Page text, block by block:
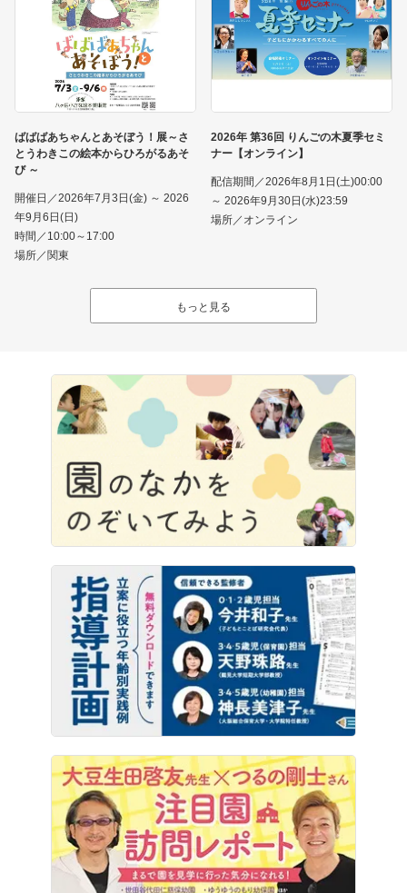
ばばばあちゃんとあそぼう！展～さ
とうわきこの絵本からひろがるあそ
び ～
開催日／2026年7月3日(金) ～ 2026
年9月6日(日)
時間／10:00～17:00
場所／関東
2026年 第36回 りんごの木夏季セミ
ナー【オンライン】
配信期間／2026年8月1日(土)00:00
～ 2026年9月30日(水)23:59
場所／オンライン
もっと見る